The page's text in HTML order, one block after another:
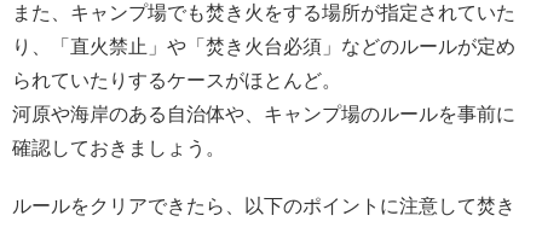
また、キャンプ場でも焚き火をする場所が指定されていた
り、「直火禁止」や「焚き火台必須」などのルールが定め
られていたりするケースがほとんど。
河原や海岸のある自治体や、キャンプ場のルールを事前に
確認しておきましょう。
ルールをクリアできたら、以下のポイントに注意して焚き